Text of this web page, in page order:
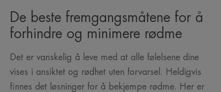
De beste fremgangsmåtene for å
forhindre og minimere rødme
Det er vanskelig å leve med at alle følelsene dine
vises i ansiktet og rødhet uten forvarsel. Heldigvis
finnes det løsninger for å bekjempe rødme. Her er